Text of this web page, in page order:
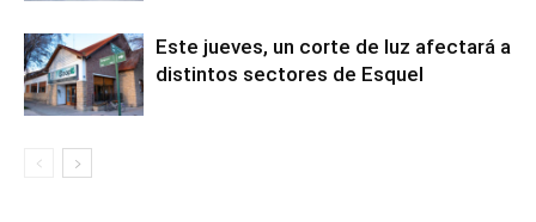
Este jueves, un corte de luz afectará a
distintos sectores de Esquel